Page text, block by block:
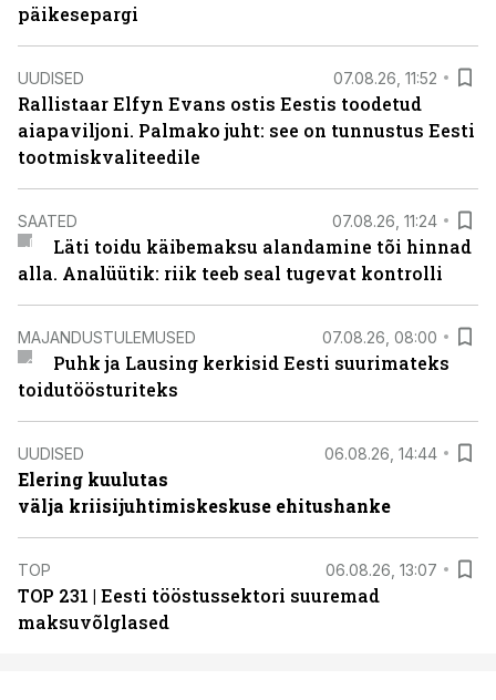
päikesepargi
UUDISED 07.08.26, 11:52
Rallistaar Elfyn Evans ostis Eestis toodetud
aiapaviljoni. Palmako juht: see on tunnustus Eesti
tootmiskvaliteedile
SAATED 07.08.26, 11:24
Läti toidu käibemaksu alandamine tõi hinnad
alla. Analüütik: riik teeb seal tugevat kontrolli
MAJANDUSTULEMUSED 07.08.26, 08:00
Puhk ja Lausing kerkisid Eesti suurimateks
toidutöösturiteks
UUDISED 06.08.26, 14:44
Elering kuulutas
välja kriisijuhtimiskeskuse ehitushanke
TOP 06.08.26, 13:07
TOP 231 | Eesti tööstussektori suuremad
maksuvõlglased